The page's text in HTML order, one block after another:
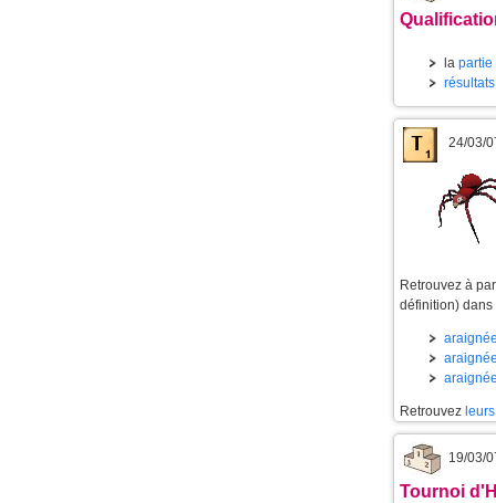
la partie
24/03/
Retrouvez à
définition) dans
Retrouvez
19/03/
Tournoi